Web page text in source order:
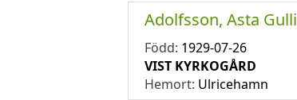
Adolfsson, Asta Gulli
Född: 1929-07-26
VIST KYRKOGÅRD
Hemort: Ulricehamn